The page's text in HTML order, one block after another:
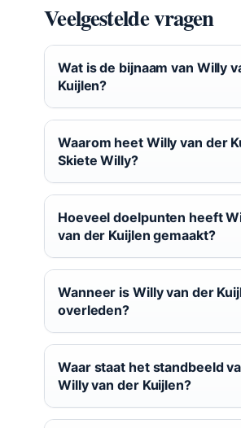
Veelgestelde vragen
Wat is de bijnaam van Willy
Kuijlen?
Waarom heet Willy van der
Skiete Willy?
Hoeveel doelpunten heeft
van der Kuijlen gemaakt?
Wanneer is Willy van der
overleden?
Waar staat het standbeeld
Willy van der Kuijlen?